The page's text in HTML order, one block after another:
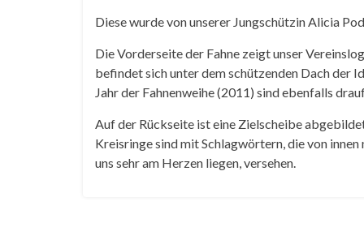
Diese wurde von unserer Jungschützin Alicia
Die Vorderseite der Fahne zeigt unser
befindet sich unter dem schützenden Dach der
Jahr der Fahnenweihe (2011) sind ebenfalls
Auf der Rückseite ist eine Zielscheibe
Kreisringe sind mit Schlagwörtern, die von
uns sehr am Herzen liegen, versehen.